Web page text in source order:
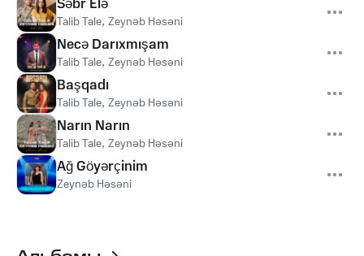
Səbr Elə
Talib Tale, Zeynəb Həsəni
Necə Darıxmışam
Talib Tale, Zeynəb Həsəni
Başqadı
Talib Tale, Zeynəb Həsəni
Narın Narın
Talib Tale, Zeynəb Həsəni
Ağ Göyərçinim
Zeynəb Həsəni